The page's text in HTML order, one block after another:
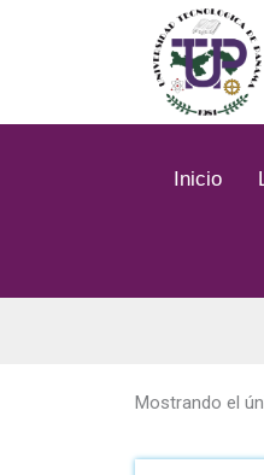
Inicio
Mostrando el